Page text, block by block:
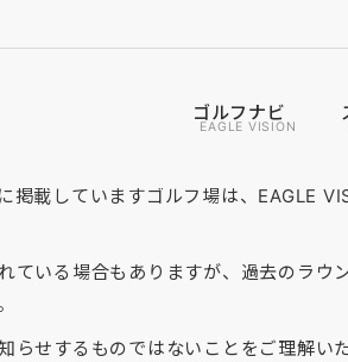
ゴルフナビ
EAGLE VISION
コース
掲載していますゴルフ場は、EAGLE
ている場合もありますが、過去のラウ
らせするものではないことをご理解い